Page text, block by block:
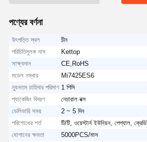
পণ্যের বর্ণনা
উৎপত্তি স্থল
চীন
পরিচিতিমুলক নাম
Kettop
সাক্ষ্যদান
CE,RoHS
মডেল নম্বার
Mi7425ES6
ন্যূনতম চাহিদার পরিমাণ 1 পিসি
প্যাকেজিং বিবরণ
নেচারাল বক্স
ডেলিভারি সময়
2 ~ 5 দিন
পরিশোধের শর্ত
টি/টি, ওয়েস্টার্ন ইউনিয়ন, পেপ্যাল,
যোগানের ক্ষমতা
5000PCS/মাস